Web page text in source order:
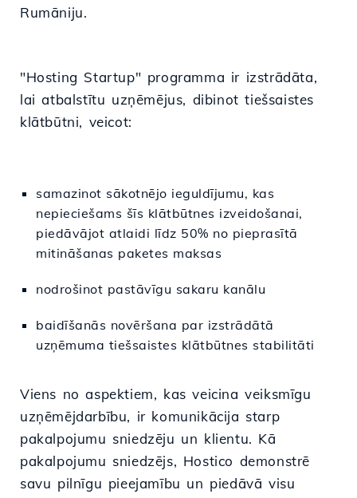
Rumāniju.
"Hosting Startup" programma ir izstrādāta,
lai atbalstītu uzņēmējus, dibinot tiešsaistes
klātbūtni, veicot:
samazinot sākotnējo ieguldījumu, kas
nepieciešams šīs klātbūtnes izveidošanai,
piedāvājot atlaidi līdz 50% no pieprasītā
mitināšanas paketes maksas
nodrošinot pastāvīgu sakaru kanālu
baidīšanās novēršana par izstrādātā
uzņēmuma tiešsaistes klātbūtnes stabilitāti
Viens no aspektiem, kas veicina veiksmīgu
uzņēmējdarbību, ir komunikācija starp
pakalpojumu sniedzēju un klientu. Kā
pakalpojumu sniedzējs, Hostico demonstrē
savu pilnīgu pieejamību un piedāvā visu